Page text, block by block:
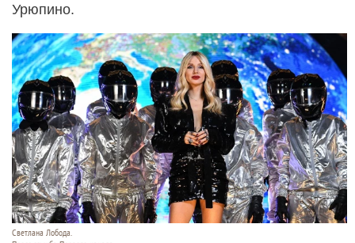
Урюпино.
Светлана Лобода.